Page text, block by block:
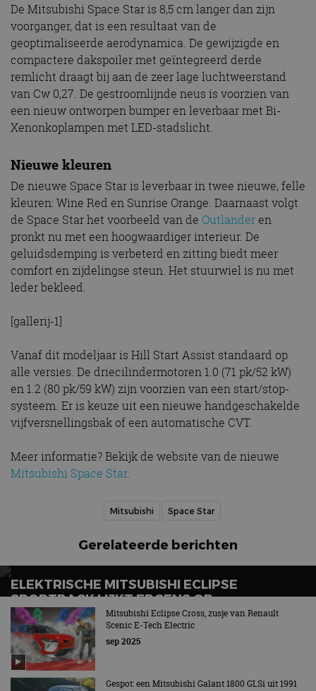
De Mitsubishi Space Star is 8,5 cm langer dan zijn
voorganger, dat is een resultaat van de
geoptimaliseerde aerodynamica. De gewijzigde en
compactere dakspoiler met geïntegreerd derde
remlicht draagt bij aan de zeer lage luchtweerstand
van Cw 0,27. De gestroomlijnde neus is voorzien van
een nieuw ontworpen bumper en leverbaar met Bi-
Xenonkoplampen met LED-stadslicht.
Nieuwe kleuren
De nieuwe Space Star is leverbaar in twee nieuwe, felle
kleuren: Wine Red en Sunrise Orange. Daarnaast volgt
de Space Star het voorbeeld van de Outlanderen
pronkt nu met een hoogwaardiger interieur. De
geluidsdemping is verbeterd en zitting biedt meer
comfort en zijdelingse steun. Het stuurwiel is nu met
leder bekleed.
[gallerij-1]
Vanaf dit modeljaar is Hill Start Assist standaard op
alle versies. De driecilindermotoren 1.0 (71 pk/52 kW)
en 1.2 (80 pk/59 kW) zijn voorzien van een start/stop-
systeem. Er is keuze uit een nieuwe handgeschakelde
vijfversnellingsbak of een automatische CVT.
Meer informatie? Bekijk de website van de nieuwe
Mitsubishi Space Star.
Mitsubishi Space Star
Gerelateerde berichten
ELEKTRISCHE MITSUBISHI ECLIPSE
SPORTBACK LIJKT ERGENS OP…
Mitsubishi Eclipse Cross, zusje van Renault
Scenic E-Tech Electric
sep 2025
Gespot: een Mitsubishi Galant 1800 GLSi uit 1991